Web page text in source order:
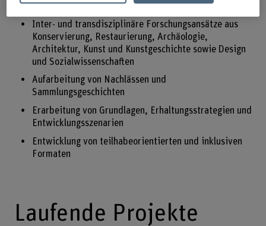
Inter- und transdisziplinäre Forschungsansätze aus
Konservierung, Restaurierung, Archäologie,
Architektur, Kunst und Kunstgeschichte sowie Design
und Sozialwissenschaften
Aufarbeitung von Nachlässen und
Sammlungsgeschichten
Erarbeitung von Grundlagen, Erhaltungsstrategien und
Entwicklungsszenarien
Entwicklung von teilhabeorientierten und inklusiven
Formaten
Laufende Projekte